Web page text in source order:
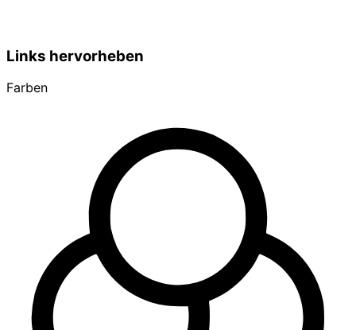
Links hervorheben
Farben